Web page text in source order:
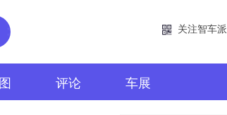
关注智车派
评论 车展